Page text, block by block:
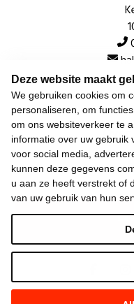
Deze website maakt
We gebruiken cookies om
personaliseren, om
om ons websiteverkeer te
informatie over uw gebruik
voor social media,
kunnen deze gegevens
u aan ze heeft verstrekt of
van uw gebruik van hun